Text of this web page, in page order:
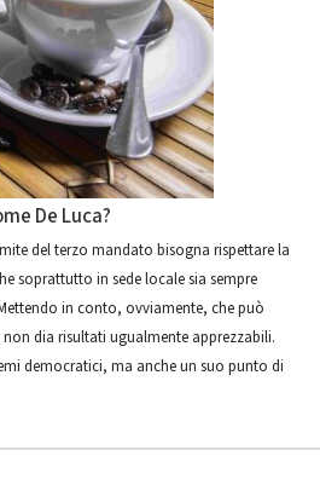
De Luca?
del terzo mandato bisogna rispettare la
soprattutto in sede locale sia sempre
in conto, ovviamente, che può
dia risultati ugualmente apprezzabili.
democratici, ma anche un suo punto di